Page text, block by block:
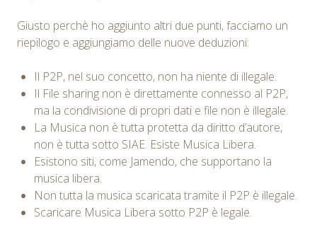
Giusto perchè ho aggiunto altri due punti, facciamo un
riepilogo e aggiungiamo delle nuove deduzioni:
Il P2P, nel suo concetto, non ha niente di illegale.
Il File sharing non è direttamente connesso al P2P,
ma la condivisione di propri dati e file non è illegale.
La Musica non è tutta protetta da diritto d’autore,
non è tutta sotto SIAE. Esiste Musica Libera.
Esistono siti, come Jamendo, che supportano la
musica libera.
Non tutta la musica scaricata tramite il P2P è illegale.
Scaricare Musica Libera sotto P2P è legale.